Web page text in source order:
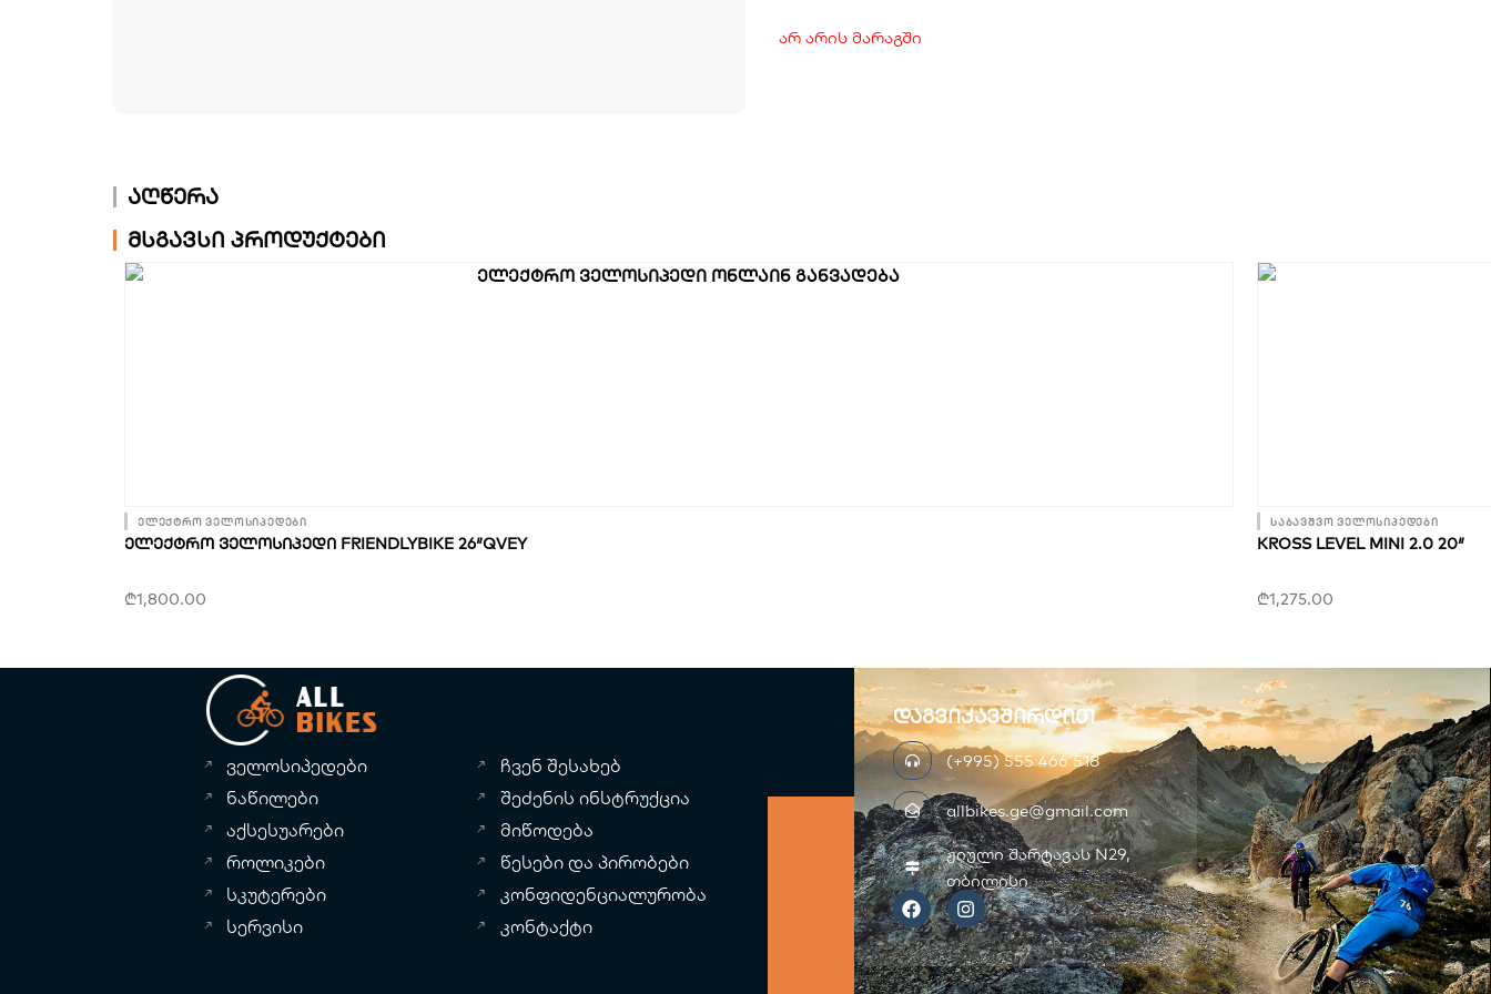
არ არის მარაგში
აღწერა
მსგავსი პროდუქტები
ელექტრო ველოსიპედები
ᲔᲚᲔᲥᲢᲠᲝ ᲕᲔᲚᲝᲡᲘᲞᲔᲓᲘ FRIENDLYBIKE 26″QVEY
₾1,800.00
საბავშვო ველოსიპედები
KROSS LEVEL MINI 2.0 20″
₾1,275.00
ველოსიპედები
ნაწილები
აქსესუარები
როლიკები
სკუტერები
სერვისი
ჩვენ შესახებ
შეძენის ინსტრუქცია
მიწოდება
წესები და პირობები
კონფიდენციალურობა
კონტაქტი
დაგვიკავშირდით
(+995) 555 466 518
allbikes.ge@gmail.com
ჟიული შარტავას N29,
თბილისი
F
a
c
e
b
o
I
n
s
t
a
g